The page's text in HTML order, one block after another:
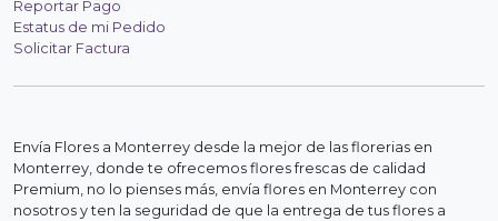
Reportar Pago
Estatus de mi Pedido
Solicitar Factura
Envía Flores a Monterrey desde la mejor de las florerias en
Monterrey, donde te ofrecemos flores frescas de calidad
Premium, no lo pienses más, envía flores en Monterrey con
nosotros y ten la seguridad de que la entrega de tus flores a